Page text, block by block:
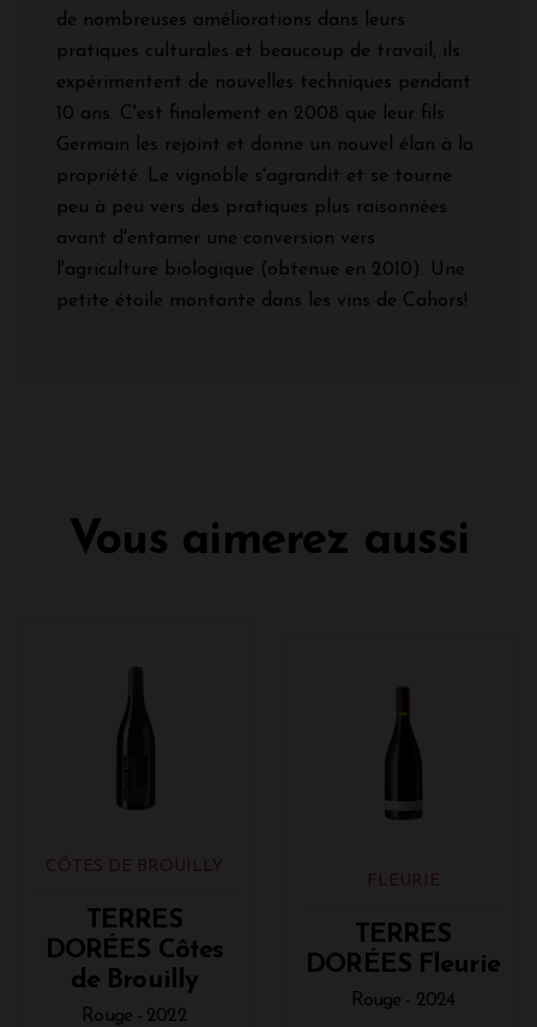
de nombreuses améliorations dans leurs
pratiques culturales et beaucoup de travail, ils
expérimentent de nouvelles techniques pendant
10 ans. C'est finalement en 2008 que leur fils
Germain les rejoint et donne un nouvel élan à la
propriété. Le vignoble s'agrandit et se tourne
peu à peu vers des pratiques plus raisonnées
avant d'entamer une conversion vers
l'agriculture biologique (obtenue en 2010). Une
petite étoile montante dans les vins de Cahors!
Vous aimerez aussi
CÔTES DE BROUILLY
TERRES
DORÉES Côtes
de Brouilly
Rouge - 2022
FLEURIE
TERRES
DORÉES Fleurie
Rouge - 2024